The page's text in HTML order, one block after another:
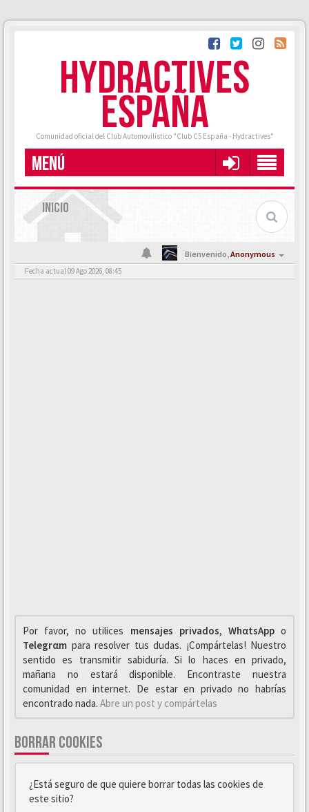
HYDRACTIVES
ESPAÑA
Comunidad oficial del Club Automovilístico "Club C5 España - Hydractives"
MENÚ
INICIO
Bienvenido,Anonymous
Fecha actual 09 Ago 2026, 08:45
Por favor, no utilices mensajes privados, WhαtsAppo
Telegrαm para resolver tus dudas. ¡Compártelas! Nuestro
sentido es transmitir sabiduría. Si lo haces en privado,
mañana no estará disponible. Encontraste nuestra
comunidad en internet. De estar en privado no habrías
encontrado nada. Abre un post y compártelas
BORRAR COOKIES
¿Está seguro de que quiere borrar todas las cookies de
este sitio?